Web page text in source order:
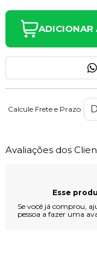
ADICIONAR
Calcule Frete e Prazo
Avaliações dos
Esse
Se você já comprou,
pessoa a fazer uma